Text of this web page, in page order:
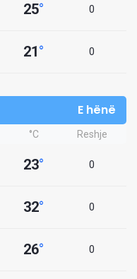
25° 0
21° 0
E hënë
°C Reshje
23° 0
32° 0
26° 0